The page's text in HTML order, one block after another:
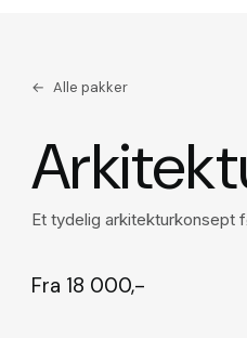
Alle pakker
Et tydelig arkitekturkonsept
Fra 18 000,-